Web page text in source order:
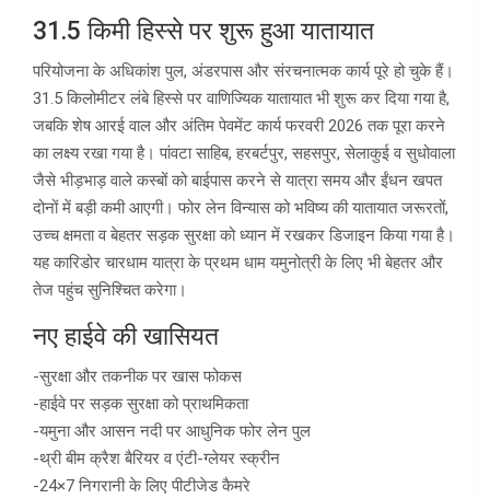
31.5 किमी हिस्से पर शुरू हुआ यातायात
परियोजना के अधिकांश पुल, अंडरपास और संरचनात्मक कार्य पूरे हो चुके हैं।
31.5 किलोमीटर लंबे हिस्से पर वाणिज्यिक यातायात भी शुरू कर दिया गया है,
जबकि शेष आरई वाल और अंतिम पेवमेंट कार्य फरवरी 2026 तक पूरा करने
का लक्ष्य रखा गया है। पांवटा साहिब, हरबर्टपुर, सहसपुर, सेलाकुई व सुधोवाला
जैसे भीड़भाड़ वाले कस्बों को बाईपास करने से यात्रा समय और ईंधन खपत
दोनों में बड़ी कमी आएगी। फोर लेन विन्यास को भविष्य की यातायात जरूरतों,
उच्च क्षमता व बेहतर सड़क सुरक्षा को ध्यान में रखकर डिजाइन किया गया है।
यह कारिडोर चारधाम यात्रा के प्रथम धाम यमुनोत्री के लिए भी बेहतर और
तेज पहुंच सुनिश्चित करेगा।
नए हाईवे की खासियत
-सुरक्षा और तकनीक पर खास फोकस
-हाईवे पर सड़क सुरक्षा को प्राथमिकता
-यमुना और आसन नदी पर आधुनिक फोर लेन पुल
-थ्री बीम क्रैश बैरियर व एंटी-ग्लेयर स्क्रीन
-24×7 निगरानी के लिए पीटीजेड कैमरे